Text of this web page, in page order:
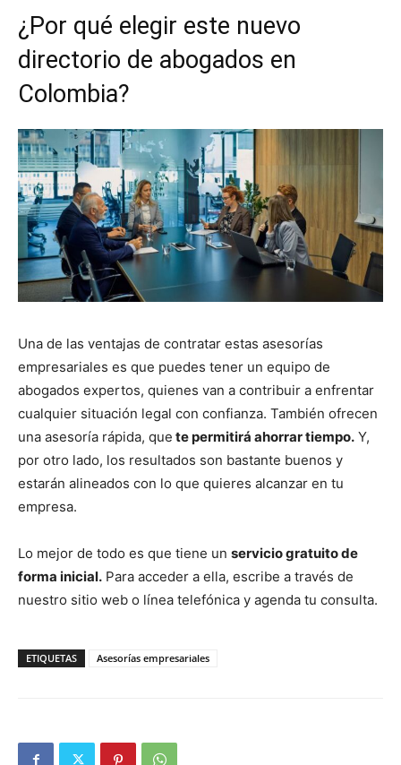
¿Por qué elegir este nuevo
directorio de abogados en
Colombia?
Una de las ventajas de contratar estas asesorías
empresariales es que puedes tener un equipo de
abogados expertos, quienes van a contribuir a enfrentar
cualquier situación legal con confianza. También ofrecen
una asesoría rápida, que te permitirá ahorrar tiempo. Y,
por otro lado, los resultados son bastante buenos y
estarán alineados con lo que quieres alcanzar en tu
empresa.
Lo mejor de todo es que tiene un servicio gratuito de
forma inicial. Para acceder a ella, escribe a través de
nuestro sitio web o línea telefónica y agenda tu consulta.
ETIQUETAS Asesorías empresariales